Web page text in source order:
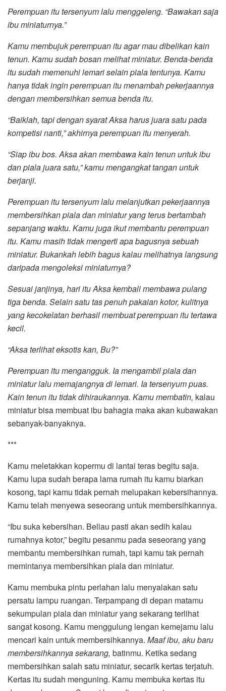
Perempuan itu tersenyum lalu menggeleng. “Bawakan saja
ibu miniaturnya.”
Kamu membujuk perempuan itu agar mau dibelikan kain
tenun. Kamu sudah bosan melihat miniatur. Benda-benda
itu sudah memenuhi lemari selain piala tentunya. Kamu
hanya tidak ingin perempuan itu menambah pekerjaannya
dengan membersihkan semua benda itu.
“Baiklah, tapi dengan syarat Aksa harus juara satu pada
kompetisi nanti,” akhirnya perempuan itu menyerah.
“Siap ibu bos. Aksa akan membawa kain tenun untuk ibu
dan piala juara satu,” kamu mengangkat tangan untuk
berjanji.
Perempuan itu tersenyum lalu melanjutkan pekerjaannya
membersihkan piala dan miniatur yang terus bertambah
sepanjang waktu. Kamu juga ikut membantu perempuan
itu. Kamu masih tidak mengerti apa bagusnya sebuah
miniatur. Bukankah lebih bagus kalau melihatnya langsung
daripada mengoleksi miniaturnya?
Sesuai janjinya, hari itu Aksa kembali membawa pulang
tiga benda. Selain satu tas penuh pakaian kotor, kulitnya
yang kecokelatan berhasil membuat perempuan itu tertawa
kecil.
“Aksa terlihat eksotis kan, Bu?”
Perempuan itu mengangguk. Ia mengambil piala dan
miniatur lalu memajangnya di lemari. Ia tersenyum puas.
Kain tenun itu tidak dihiraukannya. Kamu membatin, kalau
miniatur bisa membuat ibu bahagia maka akan kubawakan
sebanyak-banyaknya.
***
Kamu meletakkan kopermu di lantai teras begitu saja.
Kamu lupa sudah berapa lama rumah itu kamu biarkan
kosong, tapi kamu tidak pernah melupakan kebersihannya.
Kamu telah menyewa seseorang untuk membersihkannya.
“Ibu suka kebersihan. Beliau pasti akan sedih kalau
rumahnya kotor,” begitu pesanmu pada seseorang yang
membantu membersihkan rumah, tapi kamu tak pernah
memintanya membersihkan piala dan miniatur.
Kamu membuka pintu perlahan lalu menyalakan satu
persatu lampu ruangan. Terpampang di depan matamu
sekumpulan piala dan miniatur yang sekarang terlihat
sangat kosong. Kamu menggulung lengan kemejamu lalu
mencari kain untuk membersihkannya. Maaf ibu, aku baru
membersihkannya sekarang, batinmu. Ketika sedang
membersihkan salah satu miniatur, secarik kertas terjatuh.
Kertas itu sudah menguning. Kamu membuka kertas itu